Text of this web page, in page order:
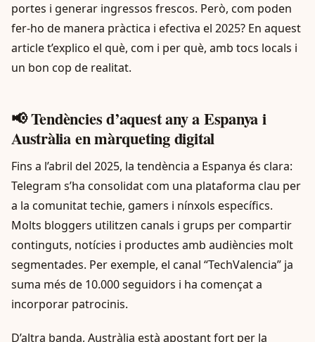
portes i generar ingressos frescos. Però, com poden
fer-ho de manera pràctica i efectiva el 2025? En aquest
article t’explico el què, com i per què, amb tocs locals i
un bon cop de realitat.
📢 Tendències d’aquest any a Espanya i
Austràlia en màrqueting digital
Fins a l’abril del 2025, la tendència a Espanya és clara:
Telegram s’ha consolidat com una plataforma clau per
a la comunitat techie, gamers i nínxols específics.
Molts bloggers utilitzen canals i grups per compartir
continguts, notícies i productes amb audiències molt
segmentades. Per exemple, el canal “TechValencia” ja
suma més de 10.000 seguidors i ha començat a
incorporar patrocinis.
D’altra banda, Austràlia està apostant fort per la